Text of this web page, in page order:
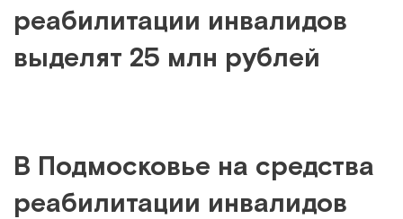
реабилитации инвалидов
выделят 25 млн рублей
В Подмосковье на средства
реабилитации инвалидов